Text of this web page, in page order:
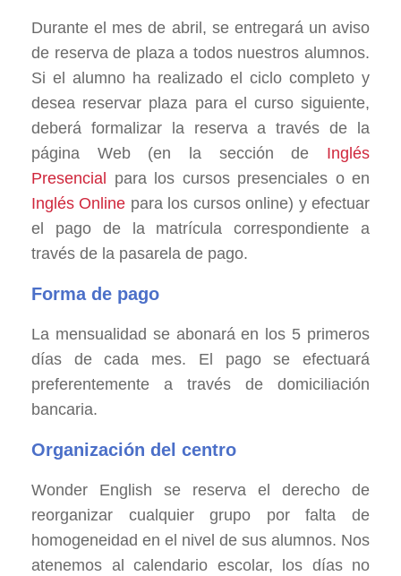
Durante el mes de abril, se entregará un aviso
de reserva de plaza a todos nuestros alumnos.
Si el alumno ha realizado el ciclo completo y
desea reservar plaza para el curso siguiente,
deberá formalizar la reserva a través de la
página Web (en la sección de Inglés
Presencial
para los cursos presenciales o en
Inglés Online para los cursos online) y efectuar
el pago de la matrícula correspondiente a
través de la pasarela de pago.
Forma de pago
La mensualidad se abonará en los 5 primeros
días de cada mes. El pago se efectuará
preferentemente a través de domiciliación
bancaria.
Organización del centro
Wonder English se reserva el derecho de
reorganizar cualquier grupo por falta de
homogeneidad en el nivel de sus alumnos. Nos
atenemos al calendario escolar, los días no